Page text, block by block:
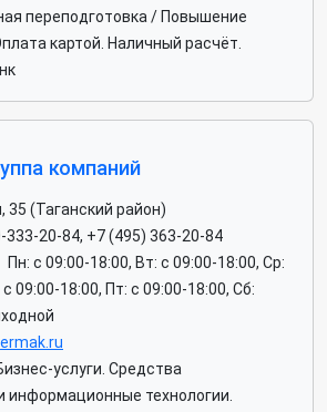
переподготовка / Повышение
картой. Наличный расчёт.
компаний
35 (Таганский район)
333-20-84, +7 (495) 363-20-84
Пн: c 09:00-18:00, Вт: c 09:00-18:00, Ср:
09:00-18:00, Пт: c 09:00-18:00, Сб:
услуги. Средства
информационные технологии.